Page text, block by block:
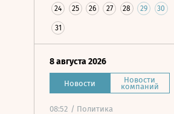
24 25 26 27 28 29 30
31
8 августа 2026
Новости Новости
компаний
08:52 / Политика